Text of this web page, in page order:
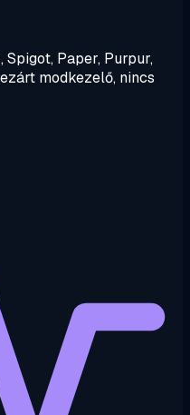
Spigot, Paper, Purpur,
modkezelő, nincs